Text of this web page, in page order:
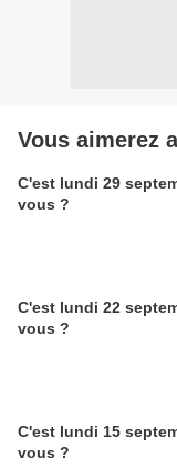
Vous aimerez
C'est lundi 29
vous ?
C'est lundi 22
vous ?
C'est lundi 15
vous ?